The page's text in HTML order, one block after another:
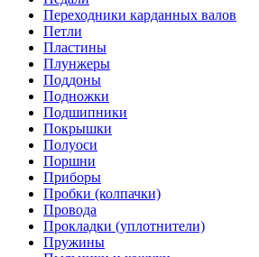
Переходники карданных валов
Петли
Пластины
Плунжеры
Поддоны
Подножки
Подшипники
Покрышки
Полуоси
Поршни
Приборы
Пробки (колпачки)
Провода
Прокладки (уплотнители)
Пружины